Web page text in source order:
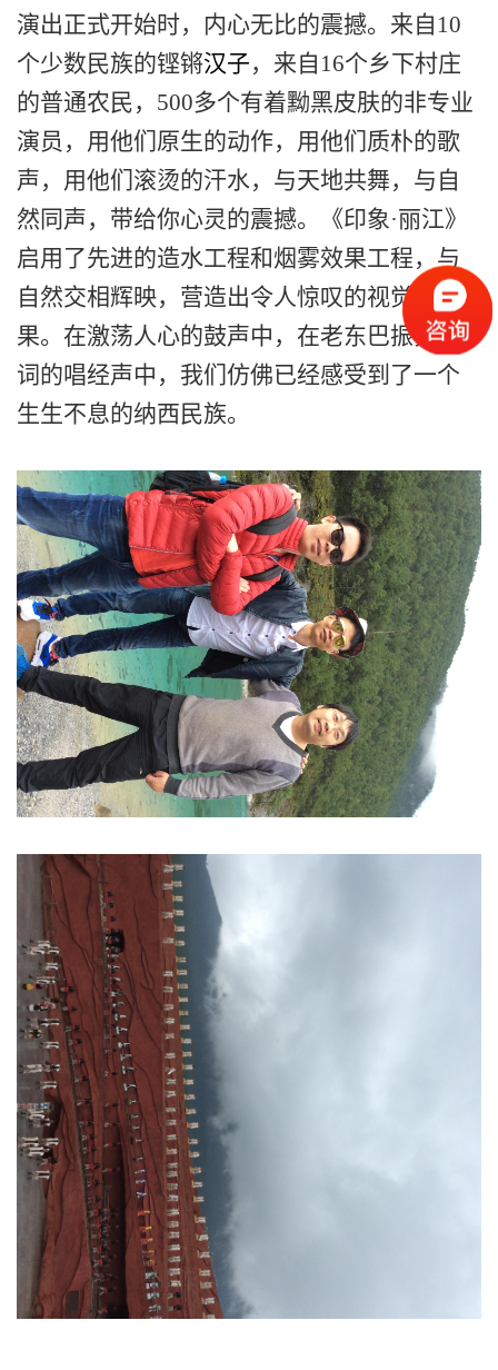
演出正式开始时，内心无比的震撼。来自 10
个少数民族的铿锵汉子，来自16个乡下村庄
的普通农民，500多个有着黝黑皮肤的非专业
演员，用他们原生的动作，用他们质朴的歌
声，用他们滚烫的汗水，与天地共舞，与自
然同声，带给你心灵的震撼。《印象·丽江》
启用了先进的造水工程和烟雾效果工程，与
自然交相辉映，营造出令人惊叹的视觉效
果。在激荡人心的鼓声中，在老东巴振振有
词的唱经声中，我们仿佛已经感受到了一个
生生不息的纳西民族。